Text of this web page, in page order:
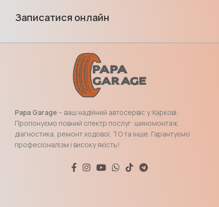
Записатися онлайн
Papa Garage – ваш надійний автосервіс у Харкові.
Пропонуємо повний спектр послуг: шиномонтаж,
діагностика, ремонт ходової, ТО та інше. Гарантуємо
професіоналізм і високу якість!